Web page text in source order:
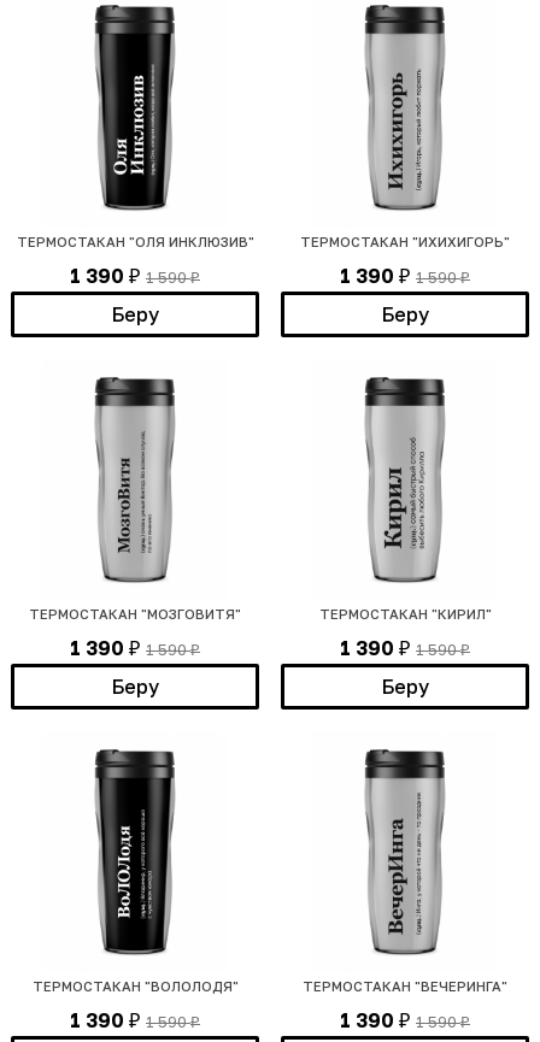
ТЕРМОСТАКАН "ОЛЯ ИНКЛЮЗИВ"
1 390 ₽ 1 590₽
Беру
ТЕРМОСТАКАН "ИХИХИГОРЬ"
1 390 ₽ 1 590₽
Беру
ТЕРМОСТАКАН "МОЗГОВИТЯ"
1 390 ₽ 1 590₽
Беру
ТЕРМОСТАКАН "КИРИЛ"
1 390 ₽ 1 590₽
Беру
ТЕРМОСТАКАН "ВОЛОЛОДЯ"
1 390 ₽ 1 590₽
ТЕРМОСТАКАН "ВЕЧЕРИНГА"
1 390 ₽ 1 590₽